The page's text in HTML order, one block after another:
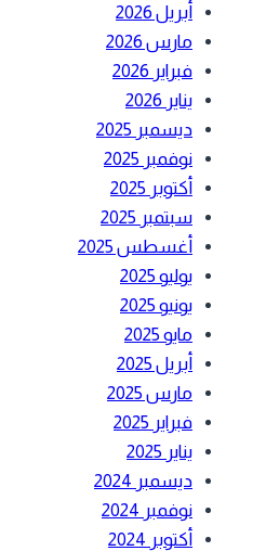
أبريل 2026
مارس 2026
فبراير 2026
يناير 2026
ديسمبر 2025
نوفمبر 2025
أكتوبر 2025
سبتمبر 2025
أغسطس 2025
يوليو 2025
يونيو 2025
مايو 2025
أبريل 2025
مارس 2025
فبراير 2025
يناير 2025
ديسمبر 2024
نوفمبر 2024
أكتوبر 2024